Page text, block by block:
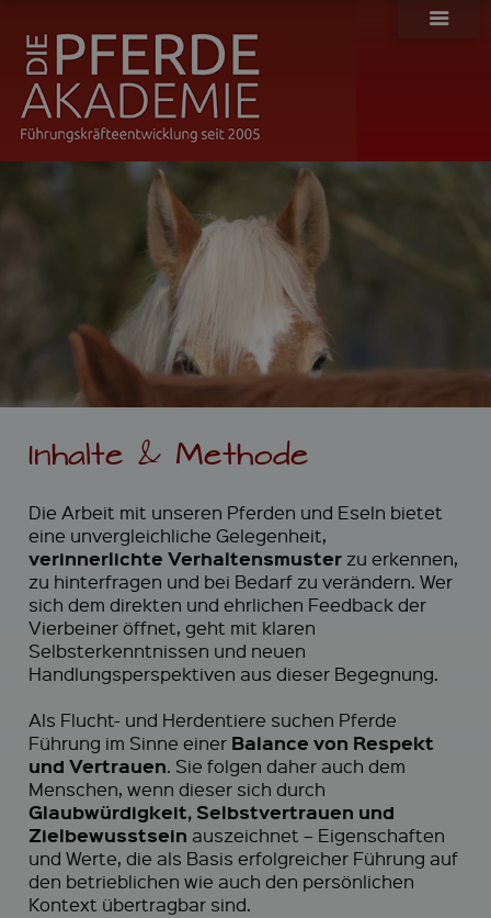
Inhalte & Methode
Die Arbeit mit unseren Pferden und Eseln bietet
eine unvergleichliche Gelegenheit,
verinnerlichte Verhaltensmuster zu erkennen,
zu hinterfragen und bei Bedarf zu verändern. Wer
sich dem direkten und ehrlichen Feedback der
Vierbeiner öffnet, geht mit klaren
Selbsterkenntnissen und neuen
Handlungsperspektiven aus dieser Begegnung.
Als Flucht- und Herdentiere suchen Pferde
Führung im Sinne einer Balance von Respekt
und Vertrauen. Sie folgen daher auch dem
Menschen, wenn dieser sich durch
Glaubwürdigkeit, Selbstvertrauen und
Zielbewusstsein auszeichnet – Eigenschaften
und Werte, die als Basis erfolgreicher Führung auf
den betrieblichen wie auch den persönlichen
Kontext übertragbar sind.